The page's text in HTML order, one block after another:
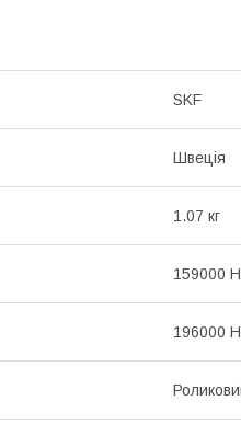
SKF
Швеція
1.07 кг
159000 Н
196000 Н